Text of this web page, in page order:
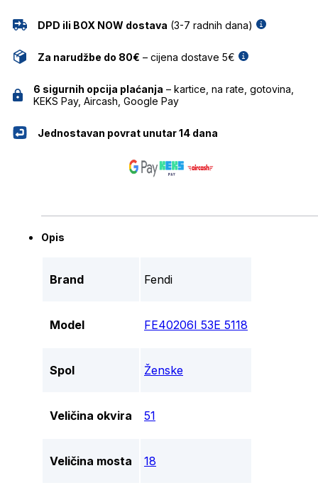
DPD ili BOX NOW dostava (3-7 radnih dana)
Za narudžbe do 80€ – cijena dostave 5€
6 sigurnih opcija plaćanja – kartice, na rate, gotovina,
KEKS Pay, Aircash, Google Pay
Jednostavan povrat unutar 14 dana
Opis
Brand Fendi
Model FE40206I 53E 5118
Spol Ženske
Veličina okvira 51
Veličina mosta 18